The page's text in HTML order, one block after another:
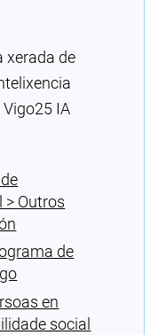
xerada de
IA
> Outros
de
en
social